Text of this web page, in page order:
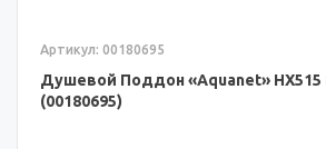
Артикул: 00180695
Душевой Поддон «Aquanet» HX515
(00180695)